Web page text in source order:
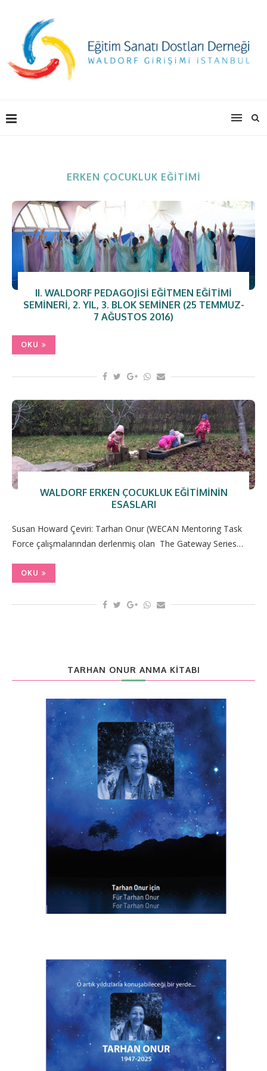
ERKEN ÇOCUKLUK EĞITIMI
II. WALDORF PEDAGOJISI EĞITMEN EĞITIMI
SEMINERI, 2. YIL, 3. BLOK SEMINER (25 TEMMUZ-
7 AĞUSTOS 2016)
OKU
WALDORF ERKEN ÇOCUKLUK EĞITIMININ
ESASLARI
Susan Howard Çeviri: Tarhan Onur (WECAN Mentoring Task
Force çalışmalarından derlenmiş olan The Gateway Series…
OKU
TARHAN ONUR ANMA KITABI